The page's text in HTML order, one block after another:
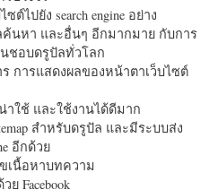
ต์ไปยัง search engine อย่าง
นหา และอื่นๆ อีกมากมาย กับการ
ชอบดรูปัลทั่วโลก
การแสดงผลของหน้าตาเว็บไซต์
ใช้ และใช้งานได้ดีมาก
สำหรับดรูปัล และมีระบบส่ง
อีกด้วย
เนื้อหาบทความ
ย Facebook